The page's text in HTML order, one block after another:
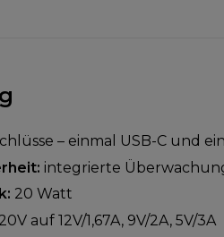
– einmal USB-C und
integrierte
20 Watt
auf 12V/1,67A, 9V/2A, 5V/3A